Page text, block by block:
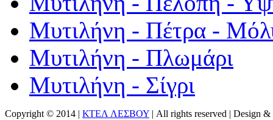
Μυτιλήνη - Πέτρα -
Μυτιλήνη - Πλωμάρι
Μυτιλήνη - Σίγρι
Copyright © 2014 | ΚΤΕΛ ΛΕΣΒΟΥ | All rights reserved | Design &